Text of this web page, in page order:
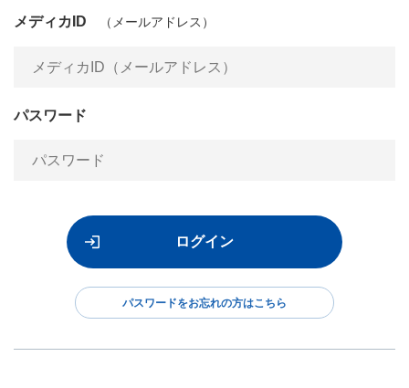
メディカID （メールアドレス）
パスワード
パスワードをお忘れの方はこちら